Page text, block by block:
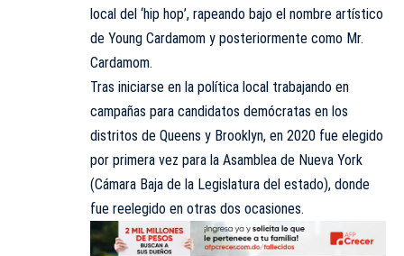
local del ‘hip hop’, rapeando bajo el nombre artístico
de Young Cardamom y posteriormente como Mr.
Cardamom.
Tras iniciarse en la política local trabajando en
campañas para candidatos demócratas en los
distritos de Queens y Brooklyn, en 2020 fue elegido
por primera vez para la Asamblea de Nueva York
(Cámara Baja de la Legislatura del estado), donde
fue reelegido en otras dos ocasiones.